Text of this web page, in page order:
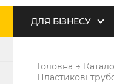
ДЛЯ БІЗНЕСУ
Головна →
Пластикові